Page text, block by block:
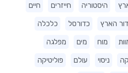
היסטוריה חייזרים חיים
הארץ כדורסל כלכלה
מוח מים מפלגה
ניסוי עולם פוליטיקה